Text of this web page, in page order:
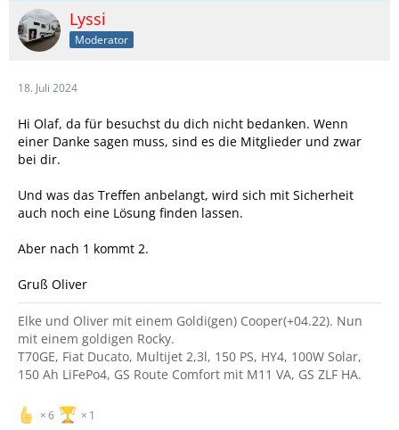
Lyssi
Moderator
18. Juli 2024
Hi Olaf, da für besuchst du dich nicht bedanken. Wenn
einer Danke sagen muss, sind es die Mitglieder und zwar
bei dir.
Und was das Treffen anbelangt, wird sich mit Sicherheit
auch noch eine Lösung finden lassen.
Aber nach 1 kommt 2.
Gruß Oliver
Elke und Oliver mit einem Goldi(gen) Cooper(+04.22). Nun
mit einem goldigen Rocky.
T70GE, Fiat Ducato, Multijet 2,3l, 150 PS, HY4, 100W Solar,
150 Ah LiFePo4, GS Route Comfort mit M11 VA, GS ZLF HA.
6 1